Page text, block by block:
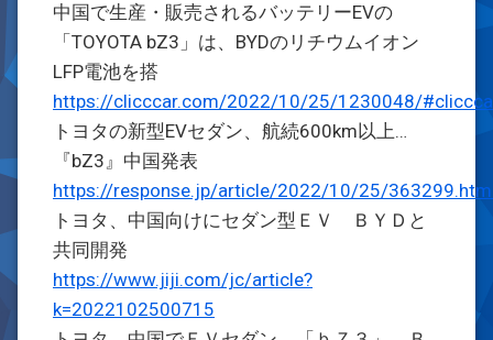
中国で生産・販売されるバッテリーEVの
「TOYOTA bZ3」は、BYDのリチウムイオン
LFP電池を搭
https://clicccar.com/2022/10/25/1230048/
トヨタの新型EVセダン、航続600km以上…
『bZ3』中国発表
https://response.jp/article/2022/10/25/
トヨタ、中国向けにセダン型ＥＶ ＢＹＤと
共同開発
https://www.jiji.com/jc/article?
k=2022102500715